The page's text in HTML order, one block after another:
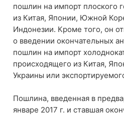
пошлин на импорт плоского
из Китая, Японии, Южной
Индонезии. Кроме того, он
о введении окончательных
пошлин на импорт
происходящего из Китая,
Украины или
Пошлина, введенная в
январе 2017 г. и ставшая